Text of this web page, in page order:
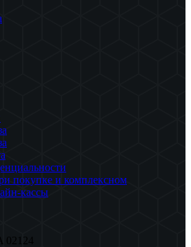
покупке и комплексном
кассы
02124